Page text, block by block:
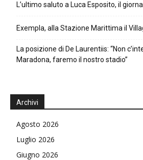
L’ultimo saluto a Luca Esposito, il
Exempla, alla Stazione Marittima il
La posizione di De Laurentiis: “Non
Maradona, faremo il nostro stadio”
Archivi
Agosto 2026
Luglio 2026
Giugno 2026